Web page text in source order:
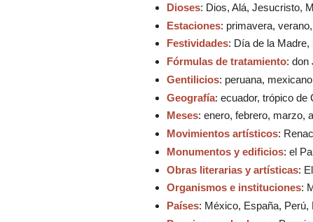
Dioses: Dios, Alá, Jesucristo,
Estaciones: primavera,
Festividades: Día de la Madre,
Fórmulas de tratamiento: don
Gentilicios: peruana,
Geografía: ecuador, trópico de
Meses: enero, febrero, marzo,
Movimientos artísticos:
Monumentos y edificios: el
Obras literarias y artísticas:
Organismos e instituciones:
Países: México, España, Perú,